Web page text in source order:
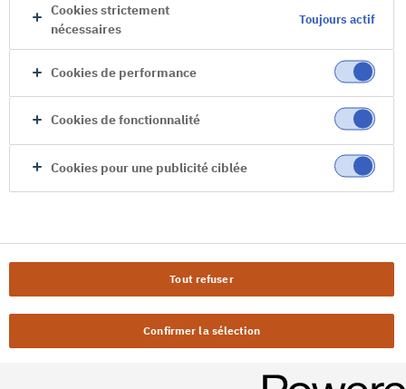
Cookies strictement
nécessaires
Toujours actif
Cookies de performance
Cookies de fonctionnalité
Cookies pour une publicité ciblée
Tout refuser
Confirmer la sélection